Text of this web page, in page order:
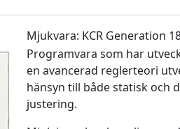
Mjukvara: KCR Generation
Programvara som har
en avancerad reglerteori
hänsyn till både statisk och
justering.